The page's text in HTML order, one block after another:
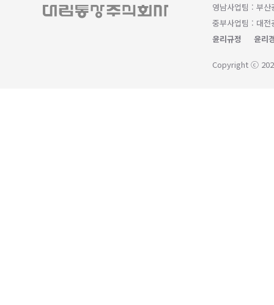
영남사업팀 : 부
중부사업팀 : 대
윤리규정
윤리
Copyright ⓒ